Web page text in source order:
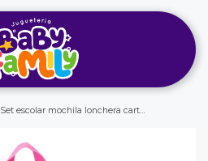
Set escolar mochila lonchera cartuchera minnie premium oficio